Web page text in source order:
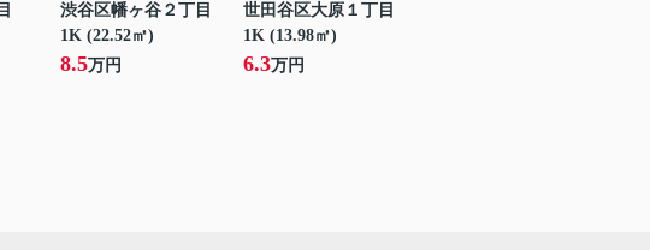
渋谷区幡ヶ谷２丁目
1K (22.52㎡)
8.5万円
世田谷区大原１丁目
1K (13.98㎡)
6.3万円